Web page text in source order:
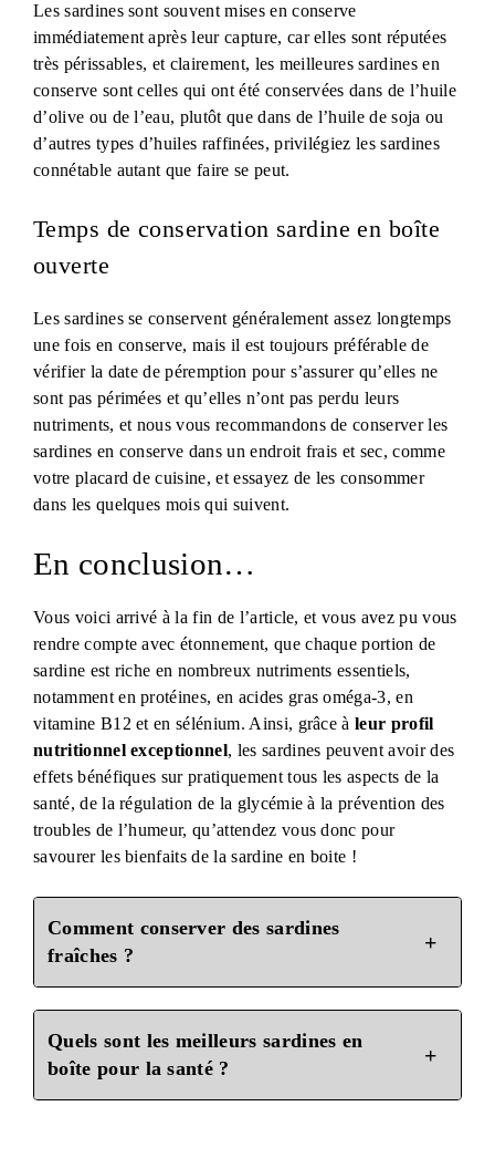
Les sardines sont souvent mises en conserve
immédiatement après leur capture, car elles sont réputées
très périssables, et clairement, les meilleures sardines en
conserve sont celles qui ont été conservées dans de l’huile
d’olive ou de l’eau, plutôt que dans de l’huile de soja ou
d’autres types d’huiles raffinées, privilégiez les sardines
connétable autant que faire se peut.
Temps de conservation sardine en boîte
ouverte
Les sardines se conservent généralement assez longtemps
une fois en conserve, mais il est toujours préférable de
vérifier la date de péremption pour s’assurer qu’elles ne
sont pas périmées et qu’elles n’ont pas perdu leurs
nutriments, et nous vous recommandons de conserver les
sardines en conserve dans un endroit frais et sec, comme
votre placard de cuisine, et essayez de les consommer
dans les quelques mois qui suivent.
En conclusion…
Vous voici arrivé à la fin de l’article, et vous avez pu vous
rendre compte avec étonnement, que chaque portion de
sardine est riche en nombreux nutriments essentiels,
notamment en protéines, en acides gras oméga-3, en
vitamine B12 et en sélénium. Ainsi, grâce àleur profil
nutritionnel exceptionnel, les sardines peuvent avoir des
effets bénéfiques sur pratiquement tous les aspects de la
santé, de la régulation de la glycémie à la prévention des
troubles de l’humeur, qu’attendez vous donc pour
savourer les bienfaits de la sardine en boite !
Comment conserver des sardines
fraîches ?
Quels sont les meilleurs sardines en
boîte pour la santé ?